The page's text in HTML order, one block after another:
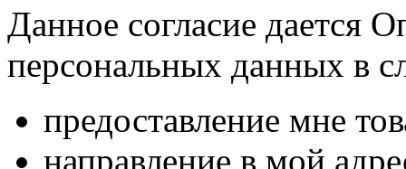
Данное согласие дается
персональных данных в
предоставление мне
направление в мой